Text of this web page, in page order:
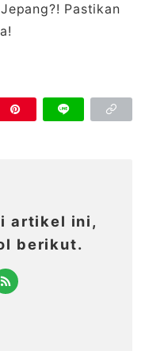
Pastikan
artikel ini,
berikut.